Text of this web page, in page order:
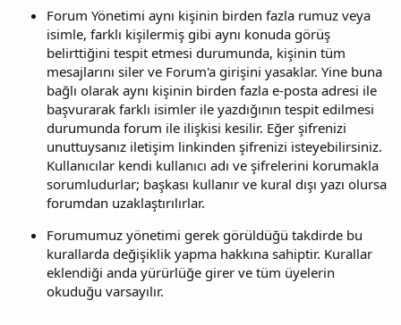
Forum Yönetimi aynı kişinin birden fazla rumuz veya
isimle, farklı kişilermiş gibi aynı konuda görüş
belirttiğini tespit etmesi durumunda, kişinin tüm
mesajlarını siler ve Forum'a girişini yasaklar. Yine buna
bağlı olarak aynı kişinin birden fazla e-posta adresi ile
başvurarak farklı isimler ile yazdığının tespit edilmesi
durumunda forum ile ilişkisi kesilir. Eğer şifrenizi
unuttuysanız iletişim linkinden şifrenizi isteyebilirsiniz.
Kullanıcılar kendi kullanıcı adı ve şifrelerini korumakla
sorumludurlar; başkası kullanır ve kural dışı yazı olursa
forumdan uzaklaştırılırlar.
Forumumuz yönetimi gerek görüldüğü takdirde bu
kurallarda değişiklik yapma hakkına sahiptir. Kurallar
eklendiği anda yürürlüğe girer ve tüm üyelerin
okuduğu varsayılır.